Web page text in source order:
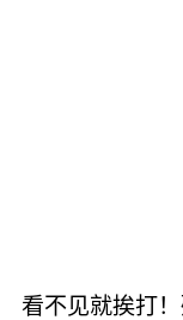
看不见就挨打